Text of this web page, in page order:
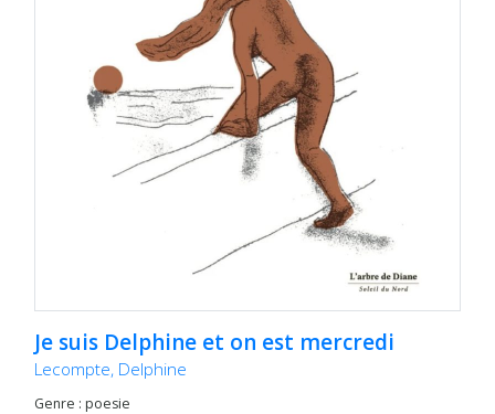
Je suis Delphine et on est mercredi
Lecompte, Delphine
Genre : poesie